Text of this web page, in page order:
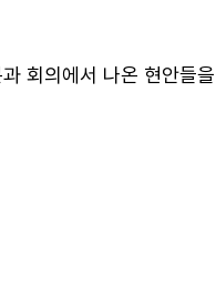
회의에서 나온 현안들